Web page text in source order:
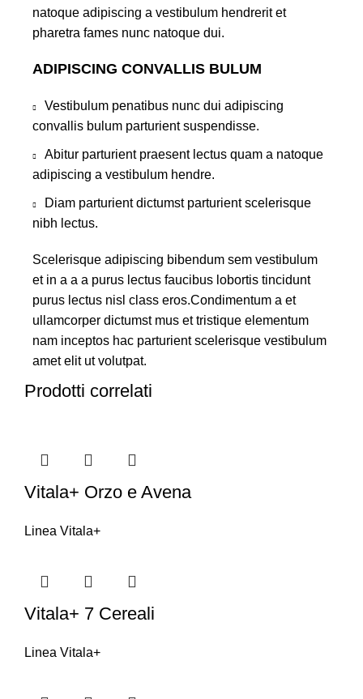
natoque adipiscing a vestibulum hendrerit et
pharetra fames nunc natoque dui.
ADIPISCING CONVALLIS BULUM
Vestibulum penatibus nunc dui adipiscing
convallis bulum parturient suspendisse.
Abitur parturient praesent lectus quam a natoque
adipiscing a vestibulum hendre.
Diam parturient dictumst parturient scelerisque
nibh lectus.
Scelerisque adipiscing bibendum sem vestibulum
et in a a a purus lectus faucibus lobortis tincidunt
purus lectus nisl class eros.Condimentum a et
ullamcorper dictumst mus et tristique elementum
nam inceptos hac parturient scelerisque vestibulum
amet elit ut volutpat.
Prodotti correlati
Vitala+ Orzo e Avena
Linea Vitala+
Vitala+ 7 Cereali
Linea Vitala+